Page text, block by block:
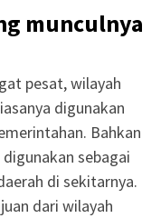
munculnya
pesat, wilayah
digunakan
Bahkan
sebagai
di sekitarnya.
dari wilayah